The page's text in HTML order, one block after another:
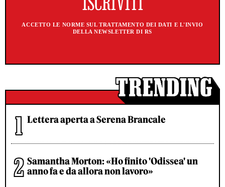
ACCETTO LE NORME SUL TRATTAMENTO DEI DATI E L'INVIO
DELLA NEWSLETTER DI RS
Lettera aperta a Serena Brancale
Samantha Morton: «Ho finito 'Odissea' un
anno fa e da allora non lavoro»